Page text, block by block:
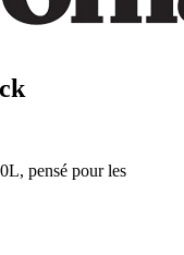
pensé pour les